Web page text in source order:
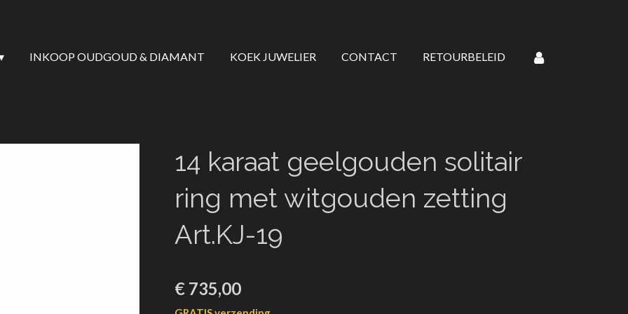
INKOOP OUDGOUD & DIAMANT KOEK JUWELIER CONTACT RETOURBELEID
14 karaat geelgouden solitair
ring met witgouden zetting
Art.KJ-19
€ 735,00